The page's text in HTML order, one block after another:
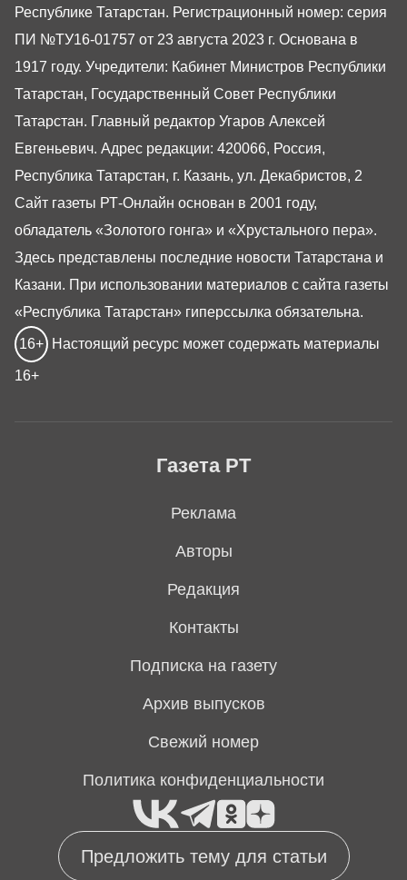
Предложить тему для статьи
Газета РТ
Реклама
Авторы
Редакция
Контакты
Подписка на газету
Архив выпусков
Свежий номер
Политика конфиденциальности
Республике Татарстан. Регистрационный номер: серия
ПИ №ТУ16-01757 от 23 августа 2023 г. Основана в
1917 году. Учредители: Кабинет Министров Республики
Татарстан, Государственный Совет Республики
Татарстан. Главный редактор Угаров Алексей
Евгеньевич. Адрес редакции: 420066, Россия,
Республика Татарстан, г. Казань, ул. Декабристов, 2
Сайт газеты РТ-Онлайн основан в 2001 году,
обладатель «Золотого гонга» и «Хрустального пера».
Здесь представлены последние новости Татарстана и
Казани. При использовании материалов с сайта газеты
«Республика Татарстан» гиперссылка обязательна.
16+ Настоящий ресурс может содержать материалы
16+